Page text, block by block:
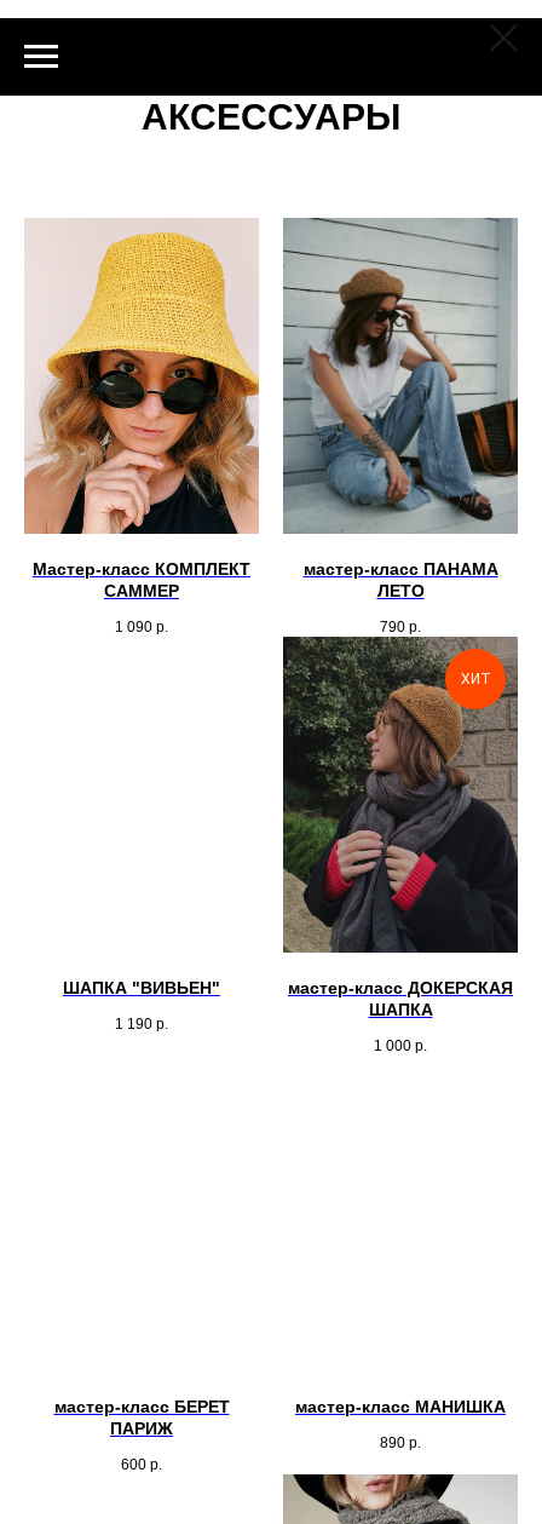
АКСЕССУАРЫ
Мастер-класс КОМПЛЕКТ
САММЕР
1 090 р.
мастер-класс ПАНАМА
ЛЕТО
790 р.
ШАПКА "ВИВЬЕН"
1 190 р.
ХИТ
мастер-класс ДОКЕРСКАЯ
ШАПКА
1 000 р.
мастер-класс БЕРЕТ
ПАРИЖ
600 р.
мастер-класс МАНИШКА
890 р.